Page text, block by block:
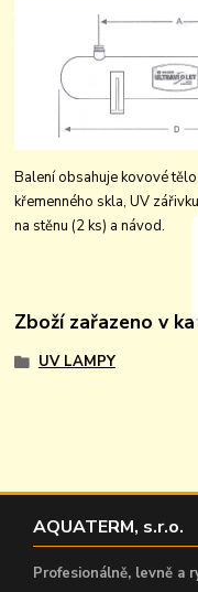
Balení obsahuje kovové
křemenného skla, UV
na stěnu (2 ks) a návod.
Zboží zařazeno v
UV LAMPY
AQUATERM, s.r.o.
Profesionálně, levně a